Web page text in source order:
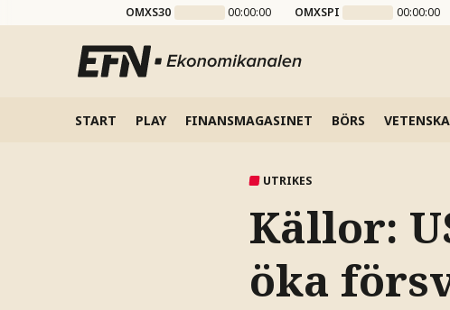
OMXS30 00:00:00 OMXSPI 00:00:00
START PLAY FINANSMAGASINET BÖRS
UTRIKES
Källor:
öka